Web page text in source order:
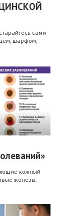
сами
шарфом,
кожный
железы,